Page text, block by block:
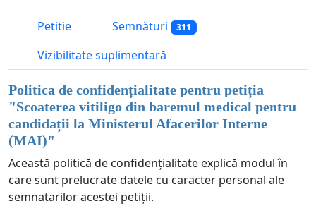
Petitie Semnături 311
Vizibilitate suplimentară
Politica de confidențialitate pentru petiția
"Scoaterea vitiligo din baremul medical pentru
candidații la Ministerul Afacerilor Interne
(MAI)"
Această politică de confidențialitate explică modul în
care sunt prelucrate datele cu caracter personal ale
semnatarilor acestei petiții.